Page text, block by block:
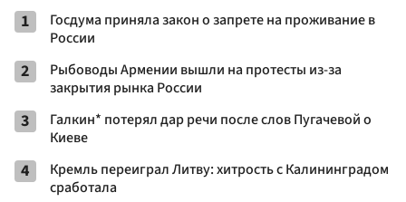
1
Госдума приняла закон о запрете на проживание в
России
2
Рыбоводы Армении вышли на протесты из-за
закрытия рынка России
3
Галкин* потерял дар речи после слов Пугачевой о
Киеве
4
Кремль переиграл Литву: хитрость с Калининградом
сработала